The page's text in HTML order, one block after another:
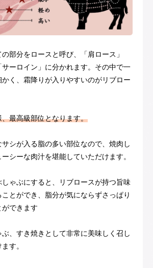
部分をロースと呼び、「肩ロース」
サーロイン」に分かれます。その中で一
く、霜降りが入りやすいのがリブロー
最高級部位となります。
サシが入る脂の多い部位なので、焼肉し
シーな肉汁を堪能していただけます。
ゃぶにすると、リブロースが持つ旨味
とができ、脂分が気にならずさっぱり
ができます
、すき焼きとして非常に美味しく召し
す。